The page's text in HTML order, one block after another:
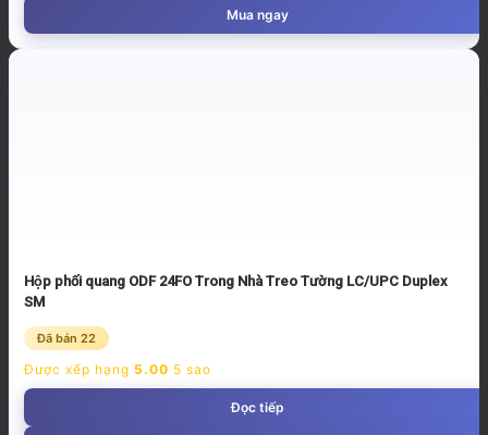
Mua ngay
Hộp phối quang ODF 24FO Trong Nhà Treo Tường LC/UPC Duplex
SM
Đã bán 22
Được xếp hạng 5.00 5 sao
Đọc tiếp